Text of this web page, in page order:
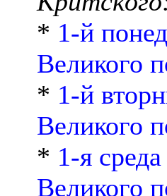
* 1-й
Великого
* 1-й
Великого
* 1-я среда
Великого